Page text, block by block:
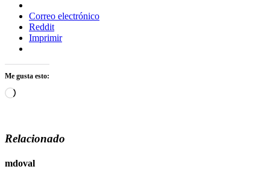
Correo electrónico
Reddit
Imprimir
Me gusta esto:
Cargando...
Relacionado
mdoval